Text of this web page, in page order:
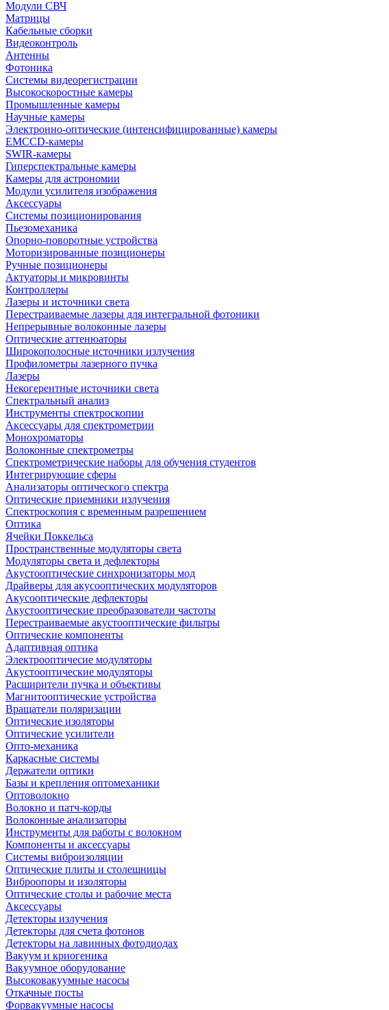
Модули СВЧ
Матрицы
Кабельные сборки
Видеоконтроль
Антенны
Фотоника
Cистемы видеорегистрации
Высокоскоростные камеры
Промышленные камеры
Научные камеры
Электронно-оптические (интенсифицированные) камеры
EMCCD-камеры
SWIR-камеры
Гиперспектральные камеры
Камеры для астрономии
Модули усилителя изображения
Аксессуары
Системы позиционирования
Пьезомеханика
Опорно-поворотные устройства
Моторизированные позиционеры
Ручные позиционеры
Актуаторы и микровинты
Контроллеры
Лазеры и источники света
Перестраиваемые лазеры для интегральной фотоники
Непрерывные волоконные лазеры
Оптические аттенюаторы
Широкополосные источники излучения
Профилометры лазерного пучка
Лазеры
Некогерентные источники света
Спектральный анализ
Инструменты спектроскопии
Аксессуары для спектрометрии
Монохроматоры
Волоконные спектрометры
Спектрометрические наборы для обучения студентов
Интегрирующие сферы
Анализаторы оптического спектра
Оптические приемники излучения
Спектроскопия с временным разрешением
Оптика
Ячейки Поккельса
Пространственные модуляторы света
Модуляторы света и дефлекторы
Акустооптические синхронизаторы мод
Драйверы для акусооптических модуляторов
Акусооптические дефлекторы
Акустооптические преобразователи частоты
Перестраиваемые акустооптические фильтры
Оптические компоненты
Адаптивная оптика
Электрооптичесие модуляторы
Акустооптические модуляторы
Расширители пучка и объективы
Магнитооптические устройства
Вращатели поляризации
Оптические изоляторы
Оптические усилители
Опто-механика
Каркасные системы
Держатели оптики
Базы и крепления оптомеханики
Оптоволокно
Волокно и патч-корды
Волоконные анализаторы
Инструменты для работы с волокном
Компоненты и аксессуары
Системы виброизоляции
Оптические плиты и столешницы
Виброопоры и изоляторы
Оптические столы и рабочие места
Аксессуары
Детекторы излучения
Детекторы для счета фотонов
Детекторы на лавинных фотодиодах
Вакуум и криогеника
Вакуумное оборудование
Высоковакуумные насосы
Откачные посты
Форвакуумные насосы